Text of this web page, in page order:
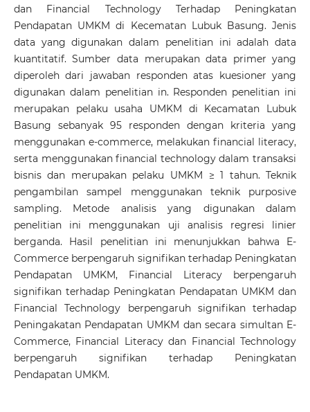
dan Financial Technology Terhadap Peningkatan
Pendapatan UMKM di Kecematan Lubuk Basung. Jenis
data yang digunakan dalam penelitian ini adalah data
kuantitatif. Sumber data merupakan data primer yang
diperoleh dari jawaban responden atas kuesioner yang
digunakan dalam penelitian in. Responden penelitian ini
merupakan pelaku usaha UMKM di Kecamatan Lubuk
Basung sebanyak 95 responden dengan kriteria yang
menggunakan e-commerce, melakukan financial literacy,
serta menggunakan financial technology dalam transaksi
bisnis dan merupakan pelaku UMKM ≥ 1 tahun. Teknik
pengambilan sampel menggunakan teknik purposive
sampling. Metode analisis yang digunakan dalam
penelitian ini menggunakan uji analisis regresi linier
berganda. Hasil penelitian ini menunjukkan bahwa E-
Commerce berpengaruh signifikan terhadap Peningkatan
Pendapatan UMKM, Financial Literacy berpengaruh
signifikan terhadap Peningkatan Pendapatan UMKM dan
Financial Technology berpengaruh signifikan terhadap
Peningakatan Pendapatan UMKM dan secara simultan E-
Commerce, Financial Literacy dan Financial Technology
berpengaruh signifikan terhadap Peningkatan
Pendapatan UMKM.